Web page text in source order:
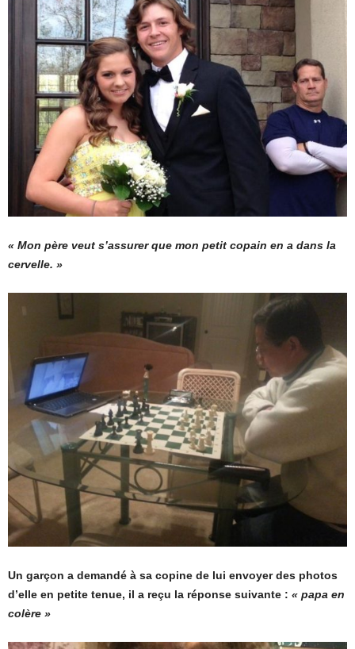
« Mon père veut s’assurer que mon petit copain en a dans la
cervelle. »
Un garçon a demandé à sa copine de lui envoyer des photos
d’elle en petite tenue, il a reçu la réponse suivante : « papa en
colère »